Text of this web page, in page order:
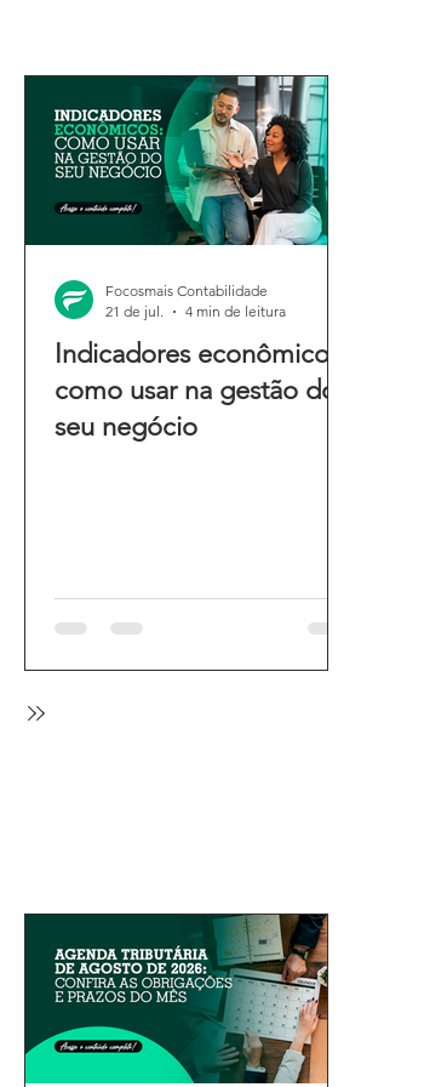
Indicadores econômicos:
como usar na gestão do
seu negócio
Focosmais Contabilidade
21 de jul.
4 min de leitura